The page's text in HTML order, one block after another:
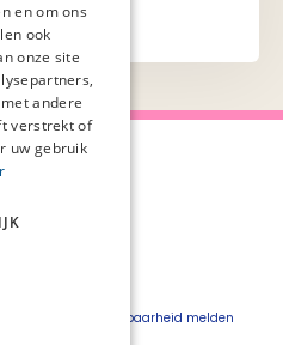
Privacyverklaring
Beveiligingskwetsbaarheid melden
en om ons
ook
onze site
andere
verstrekt of
uw gebruik